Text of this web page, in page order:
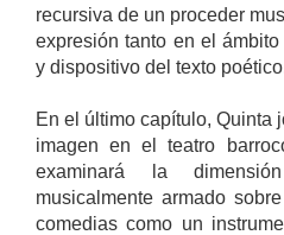
recursiva de un proceder
expresión tanto en el
y dispositivo del texto
En el último capítulo, Quinta
imagen en el teatro
examinará la
musicalmente armado
comedias como un